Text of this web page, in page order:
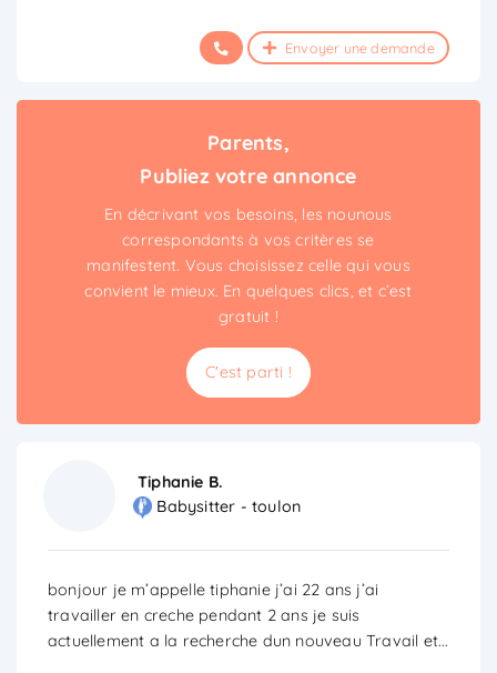
Envoyer une demande
Parents,
Publiez votre annonce
En décrivant vos besoins, les nounous
correspondants à vos critères se
manifestent. Vous choisissez celle qui vous
convient le mieux. En quelques clics, et c’est
gratuit !
C'est parti !
Tiphanie B.
Babysitter - toulon
bonjour je m’appelle tiphanie j’ai 22 ans j’ai
travailler en creche pendant 2 ans je suis
actuellement a la recherche dun nouveau Travail et...